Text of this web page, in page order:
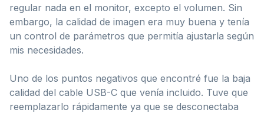
regular nada en el monitor, excepto el volumen. Sin
embargo, la calidad de imagen era muy buena y tenía
un control de parámetros que permitía ajustarla según
mis necesidades.
Uno de los puntos negativos que encontré fue la baja
calidad del cable USB-C que venía incluido. Tuve que
reemplazarlo rápidamente ya que se desconectaba